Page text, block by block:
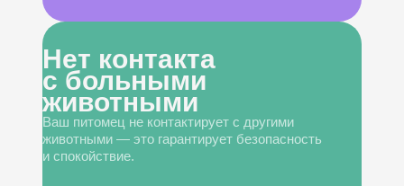
Нет контакта
с больными
животными
Ваш питомец не контактирует с другими
животными — это гарантирует безопасность
и спокойствие.